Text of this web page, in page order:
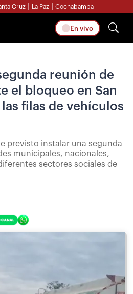
Cruz La Paz Cochabamba
En vivo
reunión de
el bloqueo en San
filas de vehículos
previsto instalar una segunda
municipales, nacionales,
sectores sociales de